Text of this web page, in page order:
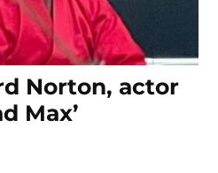
Norton, actor
Max’